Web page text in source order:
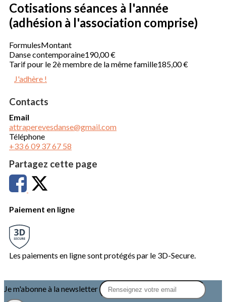
Cotisations séances à l'année
(adhésion à l'association comprise)
FormulesMontant
Danse contemporaine190,00 €
Tarif pour le 2è membre de la même famille185,00 €
J'adhère !
Contacts
Email
attraperevesdanse@gmail.com
Téléphone
+33 6 09 37 67 58
Partagez cette page
Paiement en ligne
Les paiements en ligne sont protégés par le 3D-Secure.
Je m'abonne à la newsletter